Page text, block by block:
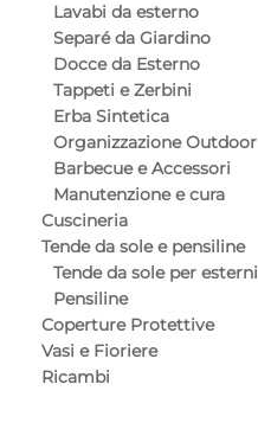
Lavabi da esterno
Separé da Giardino
Docce da Esterno
Tappeti e Zerbini
Erba Sintetica
Organizzazione Outdoor
Barbecue e Accessori
Manutenzione e cura
Cuscineria
Tende da sole e pensiline
Tende da sole per esterni
Pensiline
Coperture Protettive
Vasi e Fioriere
Ricambi